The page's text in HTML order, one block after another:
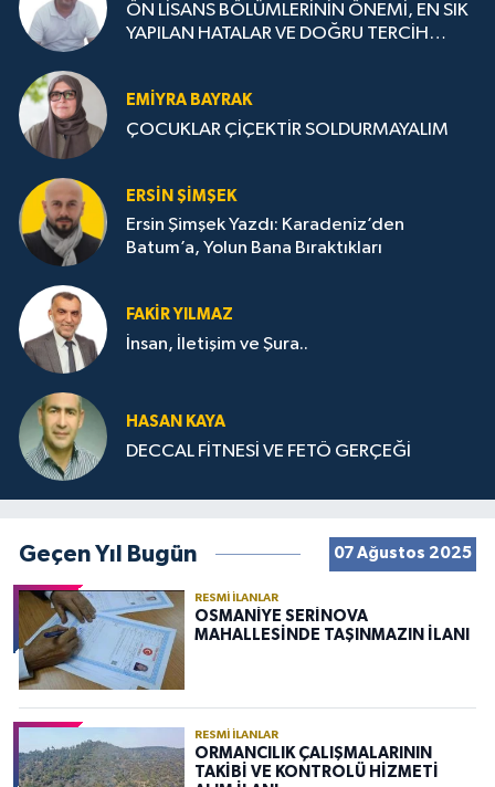
ÖN LİSANS BÖLÜMLERİNİN ÖNEMİ, EN SIK
YAPILAN HATALAR VE DOĞRU TERCİH
EMIYRA BAYRAK
ÇOCUKLAR ÇİÇEKTİR SOLDURMAYALIM
ERSIN ŞIMŞEK
Ersin Şimşek Yazdı: Karadeniz’den
Batum’a, Yolun Bana Bıraktıkları
FAKIR YILMAZ
İnsan, İletişim ve Şura..
HASAN KAYA
DECCAL FİTNESİ VE FETÖ GERÇEĞİ
Geçen Yıl Bugün 07 Ağustos 2025
RESMI İLANLAR
OSMANİYE SERİNOVA
MAHALLESİNDE TAŞINMAZIN İLANI
RESMI İLANLAR
ORMANCILIK ÇALIŞMALARININ
TAKİBİ VE KONTROLÜ HİZMETİ